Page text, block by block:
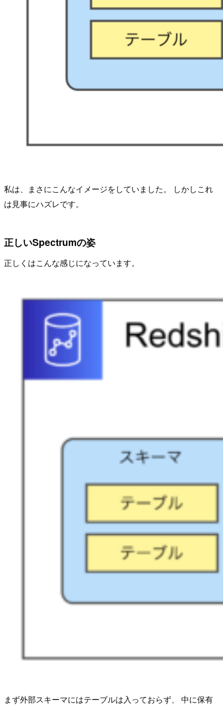
私は、まさにこんなイメージをしていました。 しかしこれ
は見事にハズレです。
正しいSpectrumの姿
正しくはこんな感じになっています。
まず外部スキーマにはテーブルは入っておらず、 中に保有